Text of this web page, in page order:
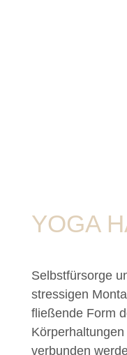
YOGA
Selbstfürsorge
stressigen
fließende Form
verbunden